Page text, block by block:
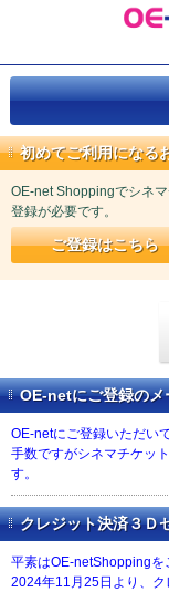
初めてご利用になる
OE-net Shoppingでシネ
登録が必要です。
ご登録はこちら
OE-netにご登録のメ
OE-netにご登録いただい
手数ですがシネマチケッ
す。
クレジット決済３Ｄ
平素はOE-netShoppingを
2024年11月25日より、